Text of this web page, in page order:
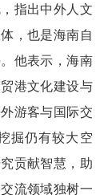
指出中外人文
，也是海南自
他表示，海南
港文化建设与
游客与国际交
掘仍有较大空
贡献智慧，助
流领域独树一